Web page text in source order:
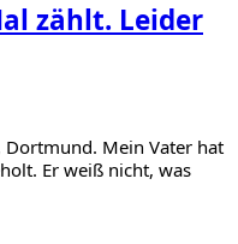
zählt. Leider
Dortmund. Mein Vater hat
Er weiß nicht, was